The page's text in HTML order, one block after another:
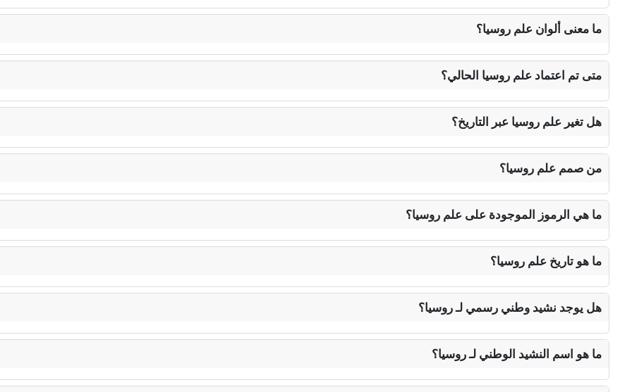
ما معنى ألوان علم روسيا؟
متى تم اعتماد علم روسيا الحالي؟
هل تغير علم روسيا عبر التاريخ؟
من صمم علم روسيا؟
ما هي الرموز الموجودة على علم روسيا؟
ما هو تاريخ علم روسيا؟
هل يوجد نشيد وطني رسمي لـ روسيا؟
ما هو اسم النشيد الوطني لـ روسيا؟